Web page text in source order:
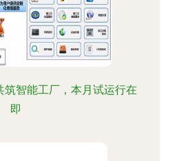
智能工厂，本月试运行在
即